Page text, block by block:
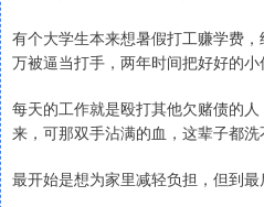
有个大学生本来想暑假打工赚学费
万被逼当打手，两年时间把好好的小
每天的工作就是殴打其他欠赌债的
来，可那双手沾满的血，这辈子都洗
最开始是想为家里减轻负担，但到最